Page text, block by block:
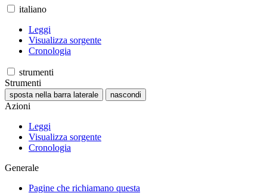
italiano
Leggi
Visualizza sorgente
Cronologia
strumenti
Strumenti
sposta nella barra laterale nascondi
Azioni
Leggi
Visualizza sorgente
Cronologia
Generale
Pagine che richiamano questa